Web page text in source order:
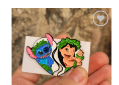
İstek
Listesine
Ekle